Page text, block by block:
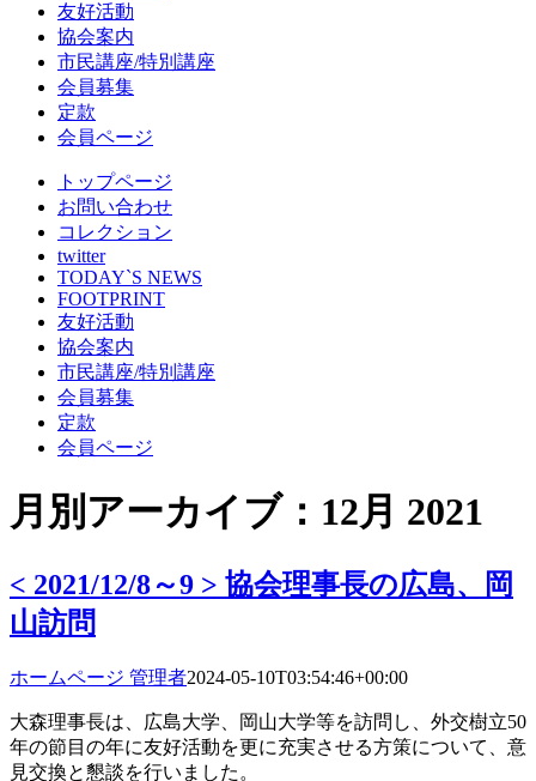
友好活動
協会案内
市民講座/特別講座
会員募集
定款
会員ページ
トップページ
お問い合わせ
コレクション
twitter
TODAY`S NEWS
FOOTPRINT
友好活動
協会案内
市民講座/特別講座
会員募集
定款
会員ページ
月別アーカイブ： 12月 2021
< 2021/12/8～9 > 協会理事長の広島、岡
山訪問
ホームページ 管理者2024-05-10T03:54:46+00:00
大森理事長は、広島大学、岡山大学等を訪問し、外交樹立50
年の節目の年に友好活動を更に充実させる方策について、意
見交換と懇談を行いました。